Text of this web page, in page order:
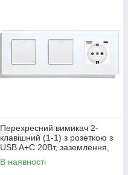
Перехресний вимикач 2-
клавішний (1-1) з розеткою з
USB A+C 20Вт, заземлення,
LUXION 16А 230 В, білий
скло
В наявності